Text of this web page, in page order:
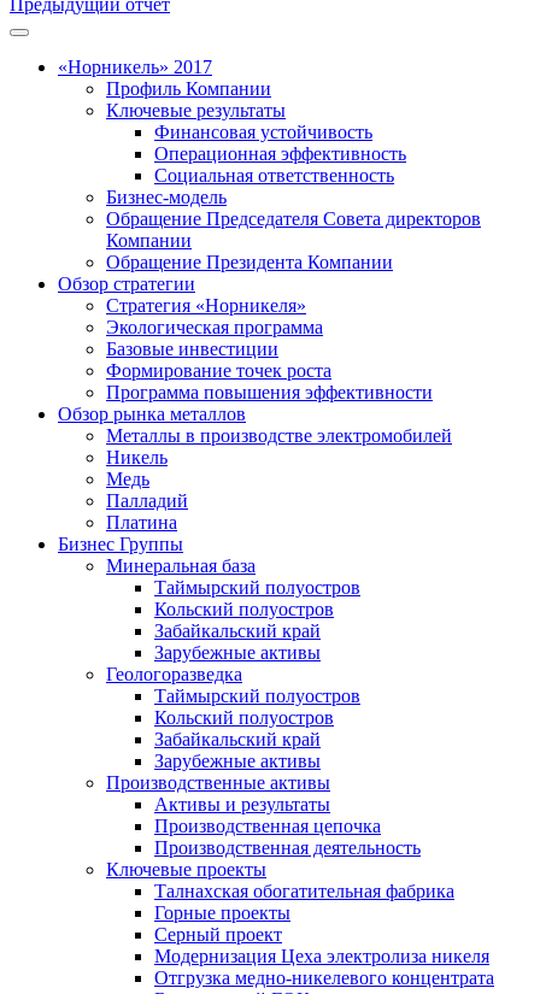
Предыдущий отчет
«Норникель» 2017
Профиль Компании
Ключевые результаты
Финансовая устойчивость
Операционная эффективность
Социальная ответственность
Бизнес-модель
Обращение Председателя Совета директоров
Компании
Обращение Президента Компании
Обзор стратегии
Стратегия «Норникеля»
Экологическая программа
Базовые инвестиции
Формирование точек роста
Программа повышения эффективности
Обзор рынка металлов
Металлы в производстве электромобилей
Никель
Медь
Палладий
Платина
Бизнес Группы
Минеральная база
Таймырский полуостров
Кольский полуостров
Забайкальский край
Зарубежные активы
Геологоразведка
Таймырский полуостров
Кольский полуостров
Забайкальский край
Зарубежные активы
Производственные активы
Активы и результаты
Производственная цепочка
Производственная деятельность
Ключевые проекты
Талнахская обогатительная фабрика
Горные проекты
Серный проект
Модернизация Цеха электролиза никеля
Отгрузка медно-никелевого концентрата